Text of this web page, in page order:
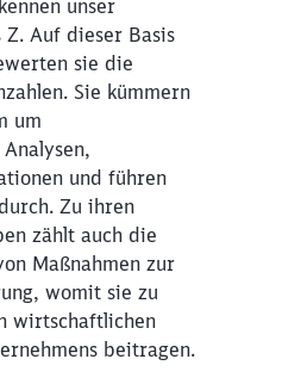
unser
Z. Auf dieser Basis
sie die
Sie kümmern
um
und führen
Zu ihren
zählt auch die
Maßnahmen zur
womit sie zu
wirtschaftlichen
beitragen.